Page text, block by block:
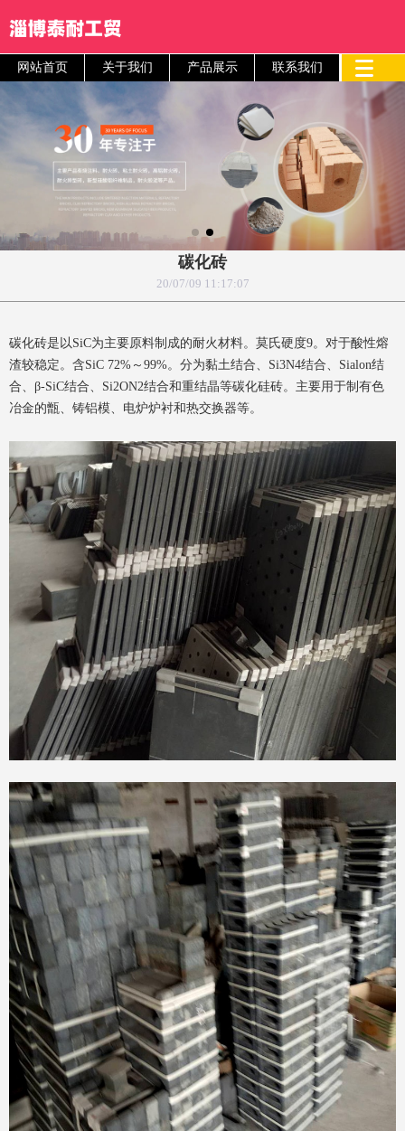
网站首页 关于我们 产品展示 联系我们
碳化砖
20/07/09 11:17:07
碳化砖是以SiC为主要原料制成的耐火材料。莫氏硬度9。对于酸性熔
渣较稳定。含SiC 72%～99%。分为黏土结合、Si3N4结合、Sialon结
合、β-SiC结合、Si2ON2结合和重结晶等碳化硅砖。主要用于制有色
冶金的甑、铸铝模、电炉炉衬和热交换器等。